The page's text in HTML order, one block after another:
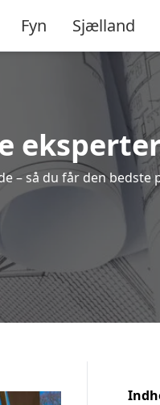
Fyn Sjælland
– så du får den bedste